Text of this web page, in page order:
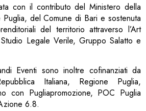
con il contributo del Ministero della
del Comune di Bari e sostenuta
del territorio attraverso l’Art
Legale Verile, Gruppo Salatto e
Eventi sono inoltre cofinanziati da
Italiana, Regione Puglia,
con Pugliapromozione, POC Puglia
6.8.